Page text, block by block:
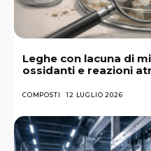
Leghe con lacuna di
ossidanti e reazioni
COMPOSTI 12 LUGLIO 2026